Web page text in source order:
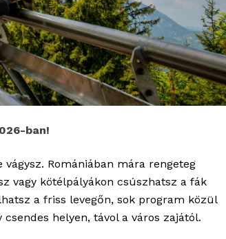
ban!
Romániában mára rengeteg
vagy kötélpályákon csúszhatsz a fák
a friss levegőn, sok program közül
helyen, távol a város zajától.